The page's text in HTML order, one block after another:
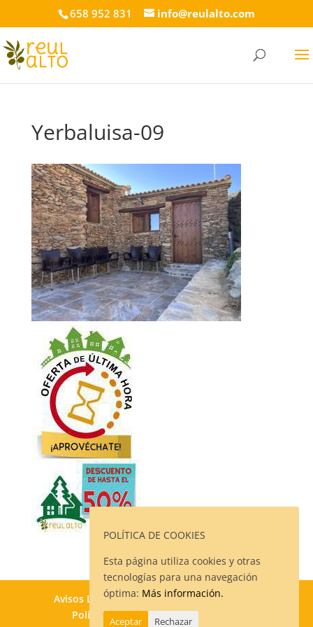
658 952 831 info@reulalto.com
Yerbaluisa-09
Avisos Legales
Política de Privacidad
Política de Cookies
Contacto
POLÍTICA DE COOKIES
Esta página utiliza cookies y otras
tecnologías para una navegación
óptima: Más información.
Aceptar Rechazar